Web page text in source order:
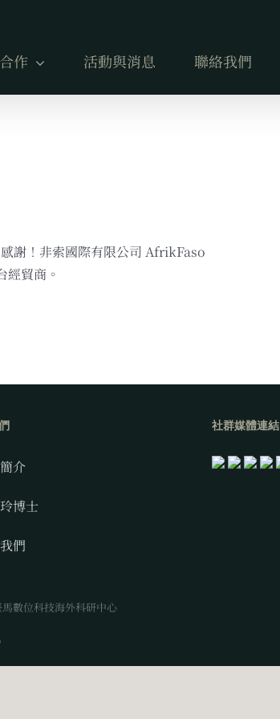
作 活動與消息 聯絡我們
謝！非索國際有限公司 AfrikFaso
貿商。
介
博士
們
社群媒體連結
數位科技海外科研中心